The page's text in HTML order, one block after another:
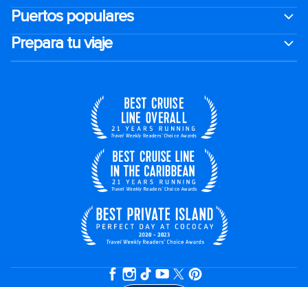
Puertos populares
Prepara tu viaje